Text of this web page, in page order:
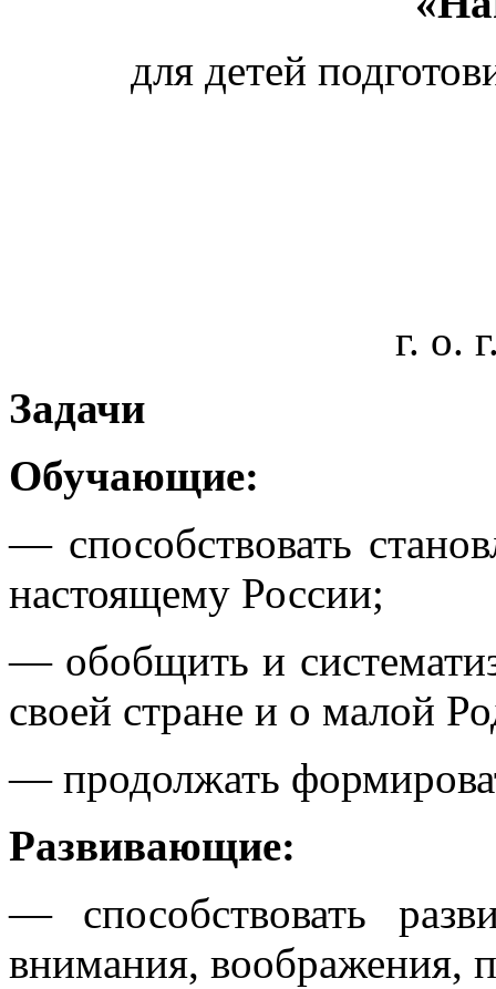
для детей
г. о.
Задачи
Обучающие:
— способствовать
настоящему России;
— обобщить и
своей стране и о малой
— продолжать
Развивающие:
— способствовать
внимания, воображения,